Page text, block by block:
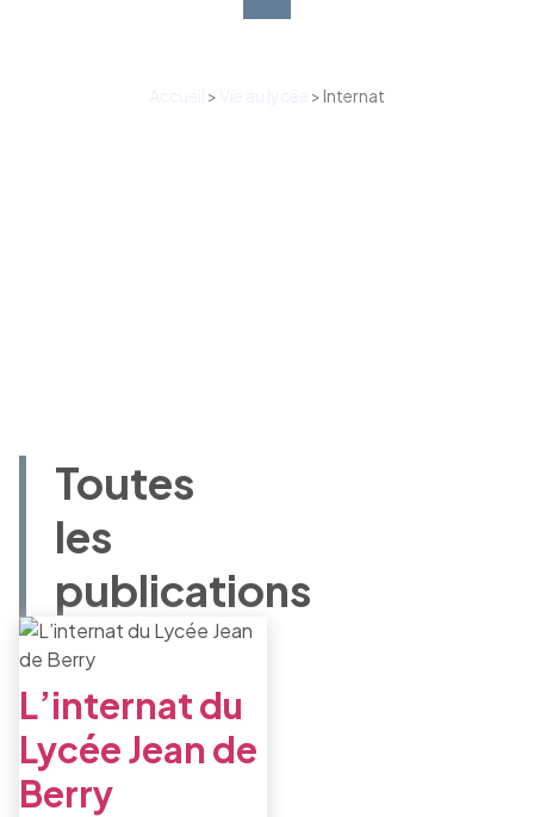
> > Internat
Toutes
les
publications
L’internat du
Lycée Jean de
Berry